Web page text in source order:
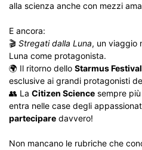
alla scienza anche con mezzi
E ancora:
🎬 Stregati dalla Luna, un viaggio
Luna come protagonista.
🌍 Il ritorno dello Starmus Festival
esclusive ai grandi protagonisti
👥 La Citizen Science sempre
entra nelle case degli
partecipare davvero!
Non mancano le rubriche che